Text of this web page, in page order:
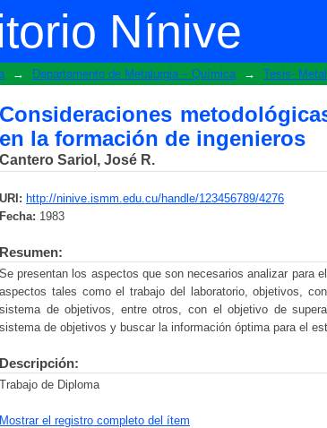
Nínive
acerca del
→ Departamento de Metalurgia – Química → Tesis-
Consideraciones
en la formación de ingenieros
Cantero Sariol, José R.
URI: http://ninive.ismm.edu.cu/handle/123456789/4276
Fecha: 1983
Resumen:
Se presentan los aspectos que son necesarios analizar para
aspectos tales como el trabajo del laboratorio, objetivos,
sistema de objetivos, entre otros, con el objetivo de
sistema de objetivos y buscar la información óptima para el
Descripción:
Trabajo de Diploma
Mostrar el registro completo del ítem